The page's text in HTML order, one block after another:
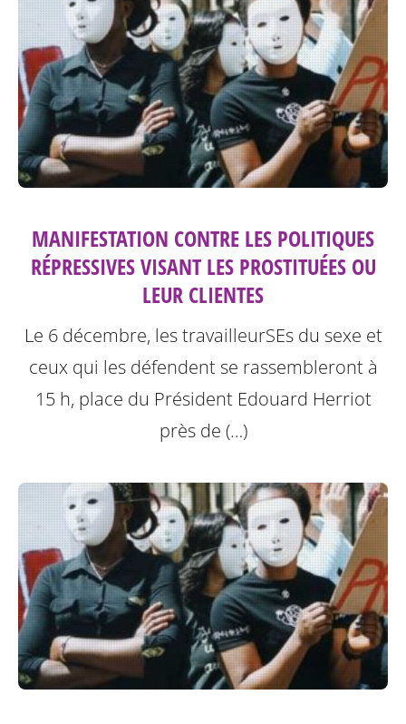
MANIFESTATION CONTRE LES POLITIQUES
RÉPRESSIVES VISANT LES PROSTITUÉES OU
LEUR CLIENTES
Le 6 décembre, les travailleurSEs du sexe et
ceux qui les défendent se rassembleront à
15 h, place du Président Edouard Herriot
près de (…)